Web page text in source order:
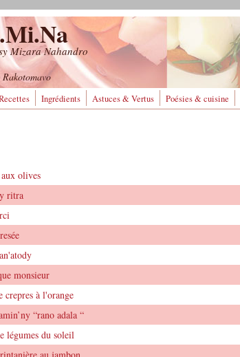
Mizara Nahandro
Ingrédients Astuces & Vertus Poésies & cuisine
olives
ritra
monsieur
crepres à l'orange
“rano adala “
légumes du soleil